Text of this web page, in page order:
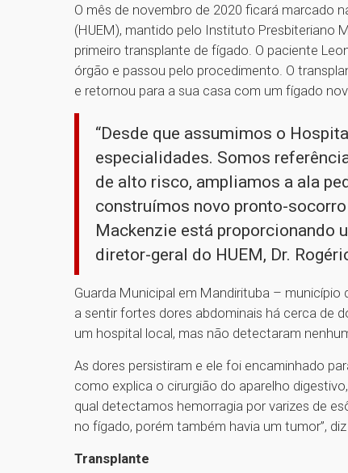
O mês de novembro de 2020 ficará marcado
(HUEM), mantido pelo Instituto Presbiteriano
primeiro transplante de fígado. O paciente
órgão e passou pelo procedimento. O
e retornou para a sua casa com um fígado
“Desde que assumimos o
especialidades. Somos
de alto risco, ampliamos a ala
construímos novo pronto-
Mackenzie está proporcionando
diretor-geral do HUEM, Dr.
Guarda Municipal em Mandirituba –
a sentir fortes dores abdominais há cerca de
um hospital local, mas não detectaram
As dores persistiram e ele foi encaminhado
como explica o cirurgião do aparelho
qual detectamos hemorragia por varizes de
no fígado, porém também havia um tumor”, diz
Transplante